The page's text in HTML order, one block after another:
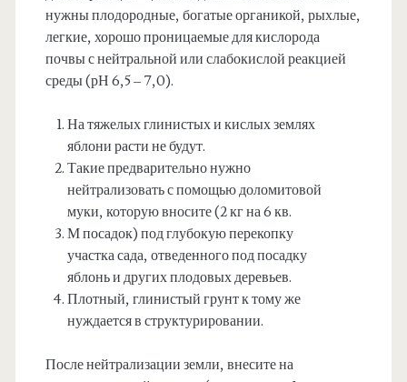
нужны плодородные, богатые органикой, рыхлые,
легкие, хорошо проницаемые для кислорода
почвы с нейтральной или слабокислой реакцией
среды (рН 6,5 – 7,0).
На тяжелых глинистых и кислых землях
яблони расти не будут.
Такие предварительно нужно
нейтрализовать с помощью доломитовой
муки, которую вносите (2 кг на 6 кв.
М посадок) под глубокую перекопку
участка сада, отведенного под посадку
яблонь и других плодовых деревьев.
Плотный, глинистый грунт к тому же
нуждается в структурировании.
После нейтрализации земли, внесите на